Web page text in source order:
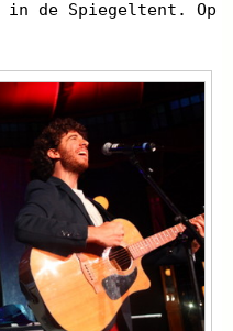
in de Spiegeltent. Op